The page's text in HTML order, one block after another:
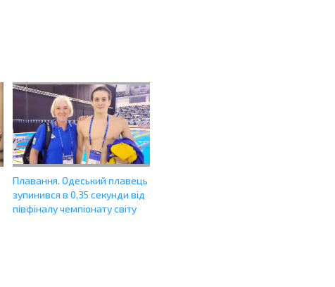
Плавання. Одеський плавець
зупинився в 0,35 секунди від
півфіналу чемпіонату світу